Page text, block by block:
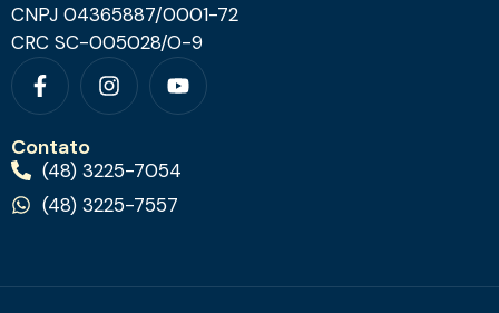
CNPJ 04365887/0001-72
CRC SC-005028/O-9
Contato
(48) 3225-7054
(48) 3225-7557